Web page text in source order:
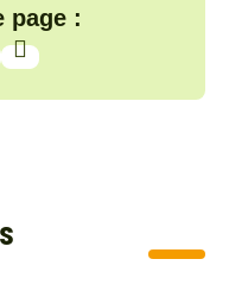
page :